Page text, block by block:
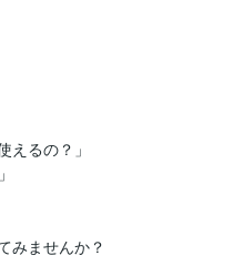
えるの？」
みませんか？